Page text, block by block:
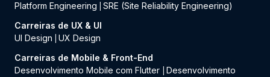
Platform Engineering
SRE (Site Reliability Engineering)
Carreiras de UX & UI
UI Design
UX Design
Carreiras de Mobile & Front-End
Desenvolvimento Mobile com Flutter
Desenvolvimento